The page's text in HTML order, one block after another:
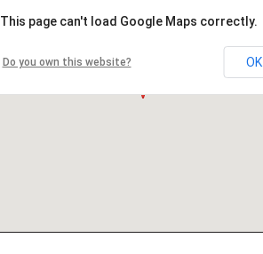
This page can't load Google Maps correctly.
Do you own this website? OK